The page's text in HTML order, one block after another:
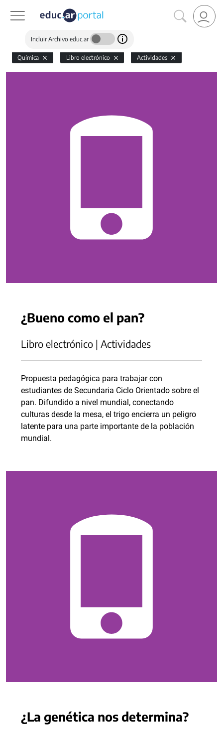
Incluir Archivo educ.ar
Química Libro electrónico Actividades
¿Bueno como el pan?
Libro electrónico | Actividades
Propuesta pedagógica para trabajar con
estudiantes de Secundaria Ciclo Orientado sobre el
pan. Difundido a nivel mundial, conectando
culturas desde la mesa, el trigo encierra un peligro
latente para una parte importante de la población
mundial.
¿La genética nos determina?